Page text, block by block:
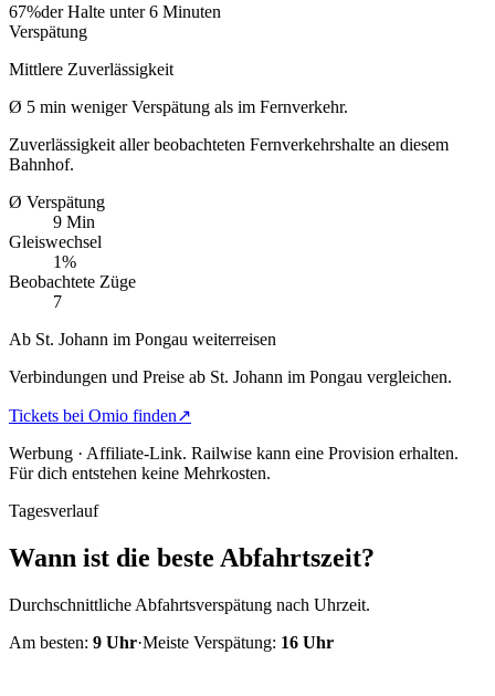
67%der Halte unter 6 Minuten
Verspätung
Mittlere Zuverlässigkeit
Ø 5 min weniger Verspätung als im Fernverkehr.
Zuverlässigkeit aller beobachteten Fernverkehrshalte an diesem
Bahnhof.
Ø Verspätung
9 Min
Gleiswechsel
1%
Beobachtete Züge
7
Ab St. Johann im Pongau weiterreisen
Verbindungen und Preise ab St. Johann im Pongau vergleichen.
Tickets bei Omio finden↗
Werbung · Affiliate-Link. Railwise kann eine Provision erhalten.
Für dich entstehen keine Mehrkosten.
Tagesverlauf
Wann ist die beste Abfahrtszeit?
Durchschnittliche Abfahrtsverspätung nach Uhrzeit.
Am besten: 9 Uhr·Meiste Verspätung: 16 Uhr